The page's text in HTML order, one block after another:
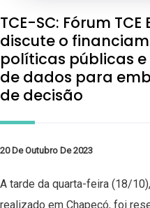
TCE-SC: Fórum
discute o
políticas públicas
de dados para
de decisão
20 De Outubro De 2023
A tarde da quarta-feira (18/
realizado em Chapecó, foi